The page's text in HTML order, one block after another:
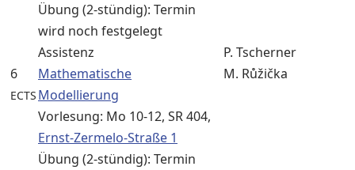
Übung (2-stündig): Termin
wird noch festgelegt
Assistenz
P. Tscherner
6
ECTS
Mathematische
Modellierung
M. Růžička
Vorlesung: Mo 10-12, SR 404,
Ernst-Zermelo-Straße 1
Übung (2-stündig): Termin